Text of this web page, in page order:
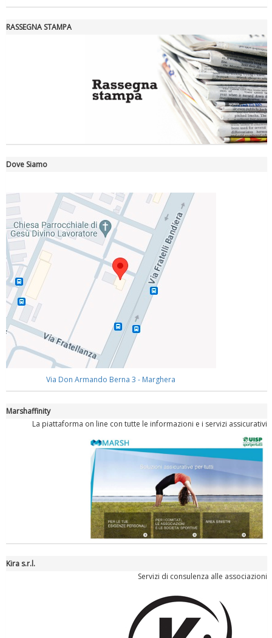
RASSEGNA STAMPA
Dove Siamo
Via Don Armando Berna 3 - Marghera
Marshaffinity
La piattaforma on line con tutte le informazioni e i servizi assicurativi
Kira s.r.l.
Servizi di consulenza alle associazioni